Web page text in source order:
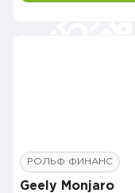
РОЛЬФ ФИНАНС
Geely Monjaro